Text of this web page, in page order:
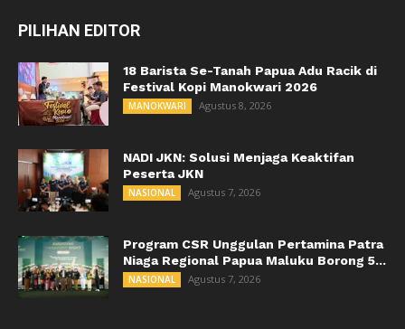
PILIHAN EDITOR
18 Barista Se-Tanah Papua Adu Racik di
Festival Kopi Manokwari 2026
MANOKWARI Agustus 8, 2026
NADI JKN: Solusi Menjaga Keaktifan
Peserta JKN
NASIONAL Agustus 7, 2026
Program CSR Unggulan Pertamina Patra
Niaga Regional Papua Maluku Borong 5...
NASIONAL Agustus 7, 2026